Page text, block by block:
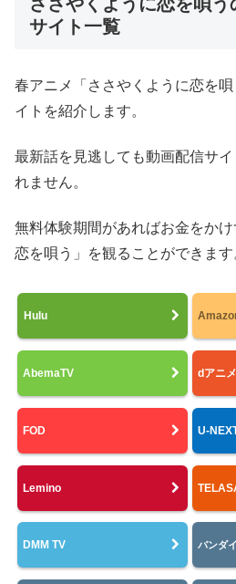
ささやくように恋を唄
サイト一覧
春アニメ「ささやくように恋を
イトを紹介します。
最新話を見逃しても動画配信サ
れません。
無料体験期間があればお金をか
恋を唄う」を観ることができます
Hulu
AbemaTV dアニ
FOD U-
Lemino
DMM TV バンダイ